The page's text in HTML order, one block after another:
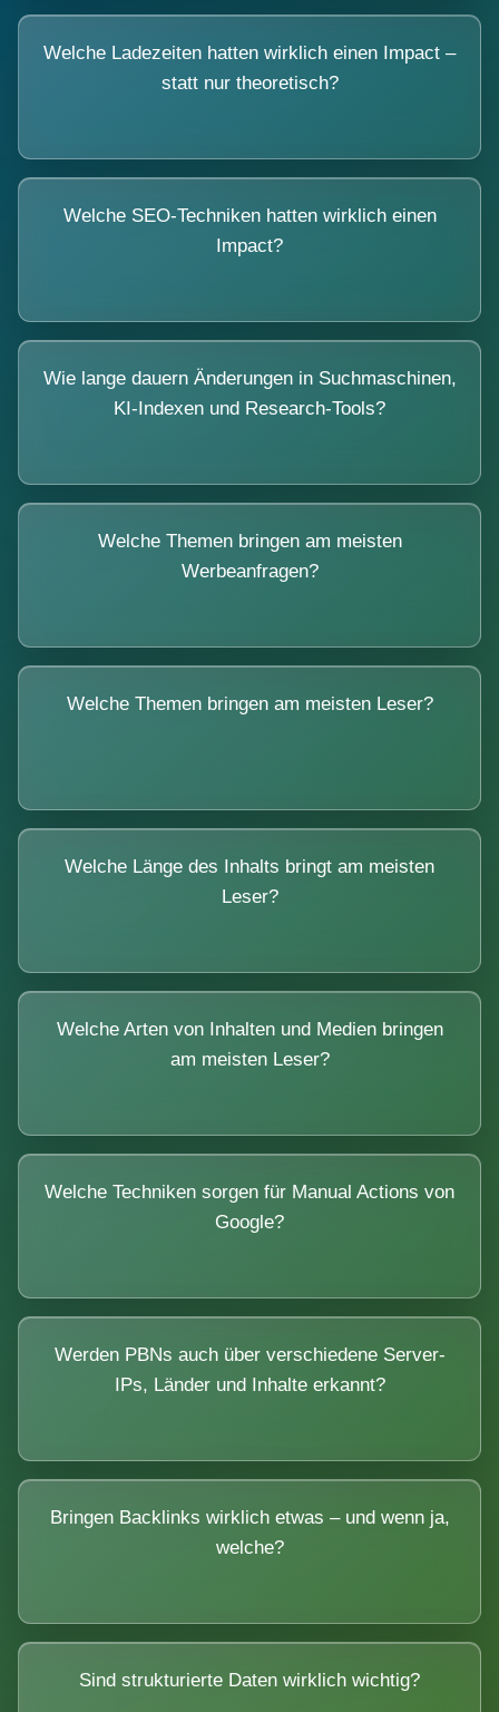
Welche Ladezeiten hatten wirklich einen Impact –
statt nur theoretisch?
Welche SEO-Techniken hatten wirklich einen
Impact?
Wie lange dauern Änderungen in Suchmaschinen,
KI-Indexen und Research-Tools?
Welche Themen bringen am meisten
Werbeanfragen?
Welche Themen bringen am meisten Leser?
Welche Länge des Inhalts bringt am meisten
Leser?
Welche Arten von Inhalten und Medien bringen
am meisten Leser?
Welche Techniken sorgen für Manual Actions von
Google?
Werden PBNs auch über verschiedene Server-
IPs, Länder und Inhalte erkannt?
Bringen Backlinks wirklich etwas – und wenn ja,
welche?
Sind strukturierte Daten wirklich wichtig?